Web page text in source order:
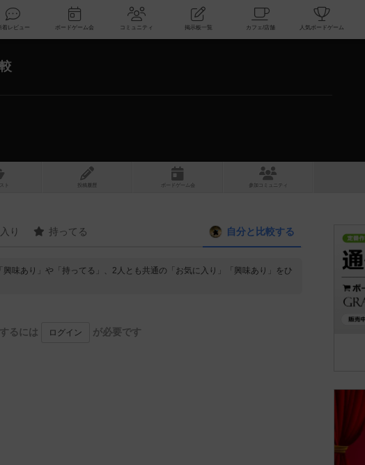
新着レビュー ボードゲーム会 コミュニティ 掲示板一覧 カフェ/店舗
ト 投稿履歴 ボ ドゲ ーム コミュニティ
り 持ってる 自分と 比較する
味あり」や「持ってる」、2人とも共通の「お気に入り」「興味あり」をひ
るには ログイン が必要です